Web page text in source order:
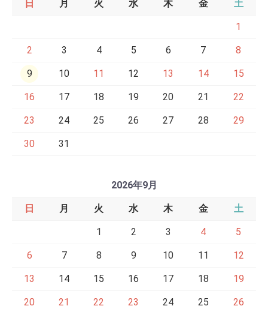
日 月 火 水 木 金 土
1
2 3 4 5 6 7 8
9 10 11 12 13 14 15
16 17 18 19 20 21 22
23 24 25 26 27 28 29
30 31
2026年9月
日 月 火 水 木 金 土
1 2 3 4 5
6 7 8 9 10 11 12
13 14 15 16 17 18 19
20 21 22 23 24 25 26